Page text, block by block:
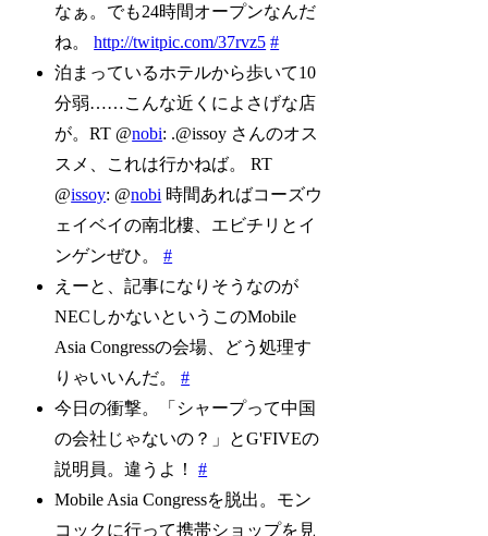
なぁ。でも24時間オープンなんだ
ね。http://twitpic.com/37rvz5 #
泊まっているホテルから歩いて10
分弱……こんな近くによさげな店
が。RT @nobi: .@issoy さんのオス
スメ、これは行かねば。 RT
@issoy: @nobi 時間あればコーズウ
ェイベイの南北樓、エビチリとイ
ンゲンぜひ。#
えーと、記事になりそうなのが
NECしかないというこのMobile
Asia Congressの会場、どう処理す
りゃいいんだ。#
今日の衝撃。「シャープって中国
の会社じゃないの？」とG'FIVEの
説明員。違うよ！#
Mobile Asia Congressを脱出。モン
コックに行って携帯ショップを見